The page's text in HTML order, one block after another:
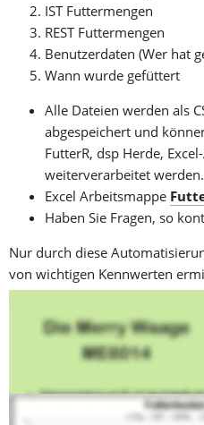
IST Futtermengen
REST Futtermengen
Benutzerdaten (Wer hat
Wann wurde gefüttert
Alle Dateien werden als
abgespeichert und
FutterR, dsp Herde,
weiterverarbeitet werden.
Excel Arbeitsmappe
Haben Sie Fragen, so
Nur durch diese
von wichtigen Kennwerten
Mit der grafischen
einen längeren Zeitraum,
Weitere Vorteile